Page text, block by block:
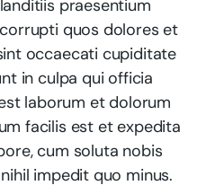
praesentium
quos dolores et
occaecati cupiditate
in culpa qui officia
laborum et dolorum
facilis est et expedita
cum soluta nobis
impedit quo minus.